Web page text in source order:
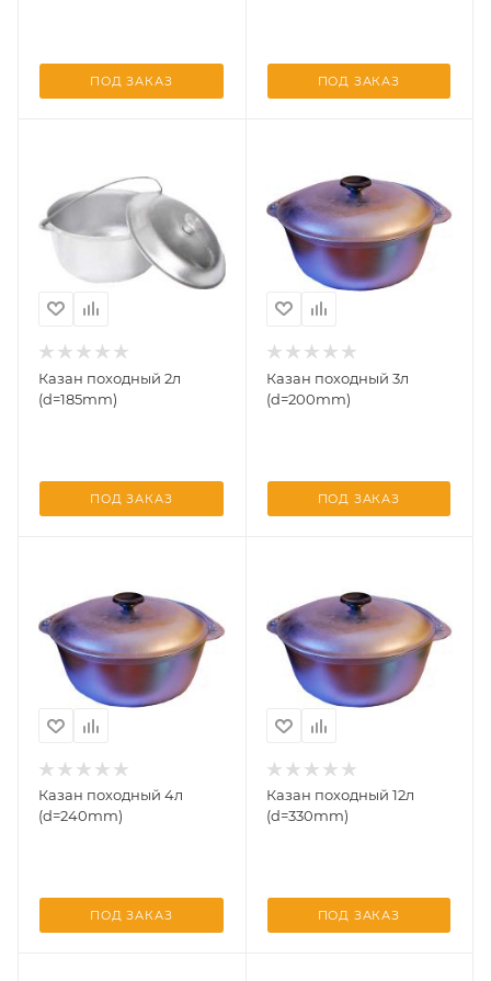
ПОД ЗАКАЗ ПОД ЗАКАЗ
Казан походный 2л
(d=185mm)
ПОД ЗАКАЗ
Казан походный 3л
(d=200mm)
ПОД ЗАКАЗ
Казан походный 4л
(d=240mm)
ПОД ЗАКАЗ
Казан походный 12л
(d=330mm)
ПОД ЗАКАЗ